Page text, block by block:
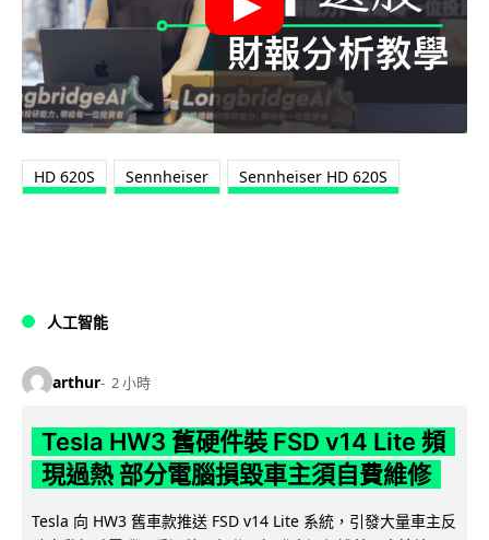
HD 620S Sennheiser Sennheiser HD 620S
人工智能
arthur 2 小時
Tesla HW3 舊硬件裝 FSD v14 Lite 頻
現過熱 部分電腦損毀車主須自費維修
Tesla 向 HW3 舊車款推送 FSD v14 Lite 系統，引發大量車主反